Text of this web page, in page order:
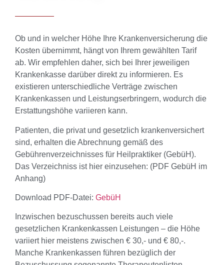
Ob und in welcher Höhe Ihre Krankenversicherung die
Kosten übernimmt, hängt von Ihrem gewählten Tarif
ab. Wir empfehlen daher, sich bei Ihrer jeweiligen
Krankenkasse darüber direkt zu informieren. Es
existieren unterschiedliche Verträge zwischen
Krankenkassen und Leistungserbringern, wodurch die
Erstattungshöhe variieren kann.
Patienten, die privat und gesetzlich krankenversichert
sind, erhalten die Abrechnung gemäß des
Gebührenverzeichnisses für Heilpraktiker (GebüH).
Das Verzeichniss ist hier einzusehen: (PDF GebüH im
Anhang)
Download PDF-Datei: GebüH
Inzwischen bezuschussen bereits auch viele
gesetzlichen Krankenkassen Leistungen – die Höhe
variiert hier meistens zwischen € 30,- und € 80,-.
Manche Krankenkassen führen bezüglich der